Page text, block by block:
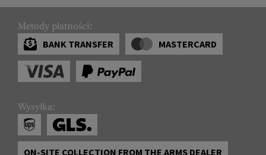
Metody płatności:
BANK TRANSFER
MASTERCARD
Wysyłka:
ON-SITE COLLECTION FROM THE ARMS DEALER